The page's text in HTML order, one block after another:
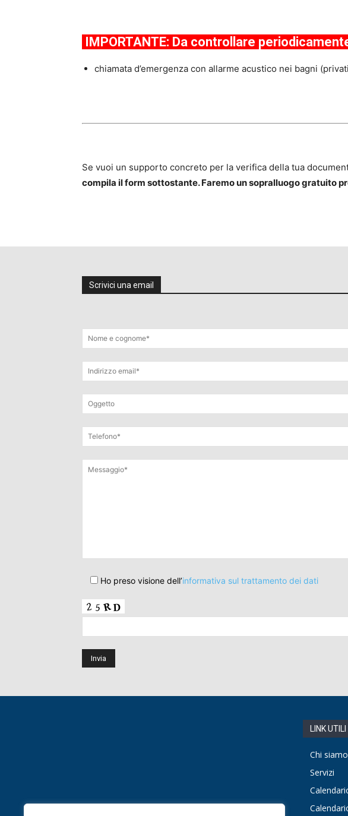
IMPORTANTE: Da controllare
chiamata d’emergenza con allarme acustico nei bagni
Se vuoi un supporto concreto per la verifica della tua
compila il form sottostante. Faremo un sopralluogo gratuito
Scrivici una email
Ho preso visione dell’informativa sul trattamento dei dati
LINK UTILI
Chi siamo
Servizi